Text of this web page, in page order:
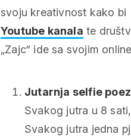
svoju kreativnost kako bi
Youtube kanala te
„Zajc“ ide sa svojim
Jutarnja selfie
Svakog jutra u 8
Svakog jutra jedna